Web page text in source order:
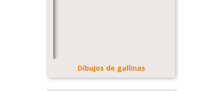
Dibujos de gallinas